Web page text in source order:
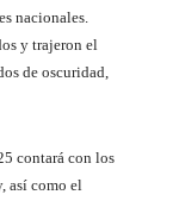
nacionales.
y trajeron el
de oscuridad,
contará con los
así como el